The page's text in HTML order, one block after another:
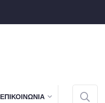
ΕΠΙΚΟΙΝΩΝΊΑ